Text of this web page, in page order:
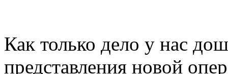
Как только дело у нас
представления новой